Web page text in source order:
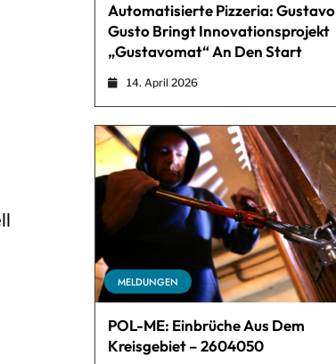
Automatisierte Pizzeria: Gustavo
Gusto Bringt Innovationsprojekt
„Gustavomat“ An Den Start
14. April 2026
MELDUNGEN
POL-ME: Einbrüche Aus Dem
Kreisgebiet – 2604050